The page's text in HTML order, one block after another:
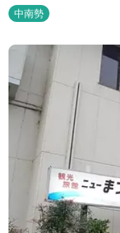
しめる宿。 ベッドルー
を張って寝ることもで
時をお過ごしください
中南勢